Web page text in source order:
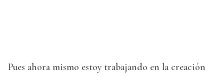
Pues ahora mismo estoy trabajando en la creación